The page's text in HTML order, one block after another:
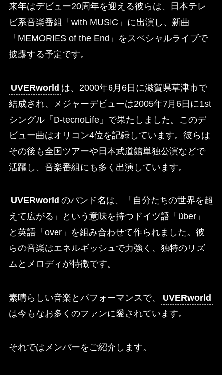
来年はデビュー20周年を迎える彼らは、日本テレ
ビ系音楽番組「with MUSIC」に出演し、新曲
「MEMORIES of the End」をスペシャルライブで
披露する予定です。
UVERworld は、2000年6月6日に滋賀県草津市で
結成され、メジャーデビューは2005年7月6日に1st
シングル「D-tecnoLife」で果たしました。このデ
ビュー曲はオリコン4位を記録しています。彼らは
その後も全国ツアーや日本武道館単独公演などで
活躍し、音楽番組にも多く出演しています。
UVERworld のバンド名は、「自分たちの世界を超
えて広がる」という意味を持つドイツ語「über」
と英語「over」を組み合わせて作られました。彼
らの音楽はエネルギッシュで力強く、独特のリズ
ムとメロディが特徴です。
素晴らしい音楽とパフォーマンスで、
UVERworld
は今もなお多くのファンに愛されています。
それではメンバーをご紹介します。